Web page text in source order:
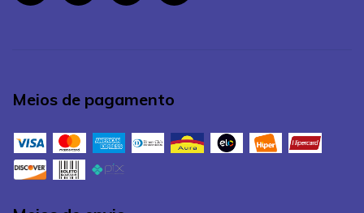
Meios de pagamento